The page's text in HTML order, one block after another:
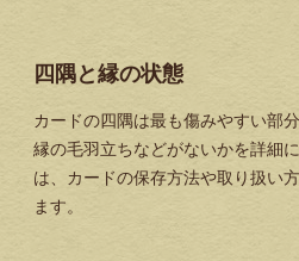
四隅と縁の状態
カードの四隅は最も傷みやすい部
縁の毛羽立ちなどがないかを詳細
は、カードの保存方法や取り扱い
ます。